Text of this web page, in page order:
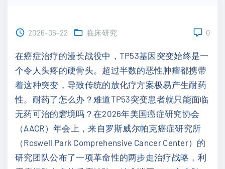
2026-06-22 临床研究 0
在癌症治疗的漫长战役中，TP53基因突变始终是一
个令人头疼的硬骨头。超过半数的恶性肿瘤都携带
着这种突变，导致传统的放化疗方案极易产生耐药
性。耐药了怎么办？难道TP53突变患者就只能面临
无药可治的窘境吗？在2026年美国癌症研究协会
（AACR）年会上，来自罗斯威尔帕克癌症研究所
（Roswell Park Comprehensive Cancer Center）的
研究团队公布了一项革命性的两步走治疗战略，利